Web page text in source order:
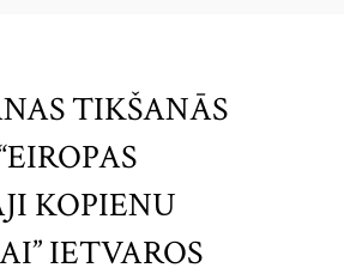
TIKŠANĀS
KOPIENU
IETVAROS